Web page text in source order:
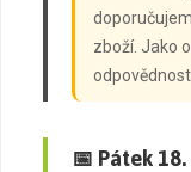
zboží. Jako
odpovědnost.
📅 Pátek